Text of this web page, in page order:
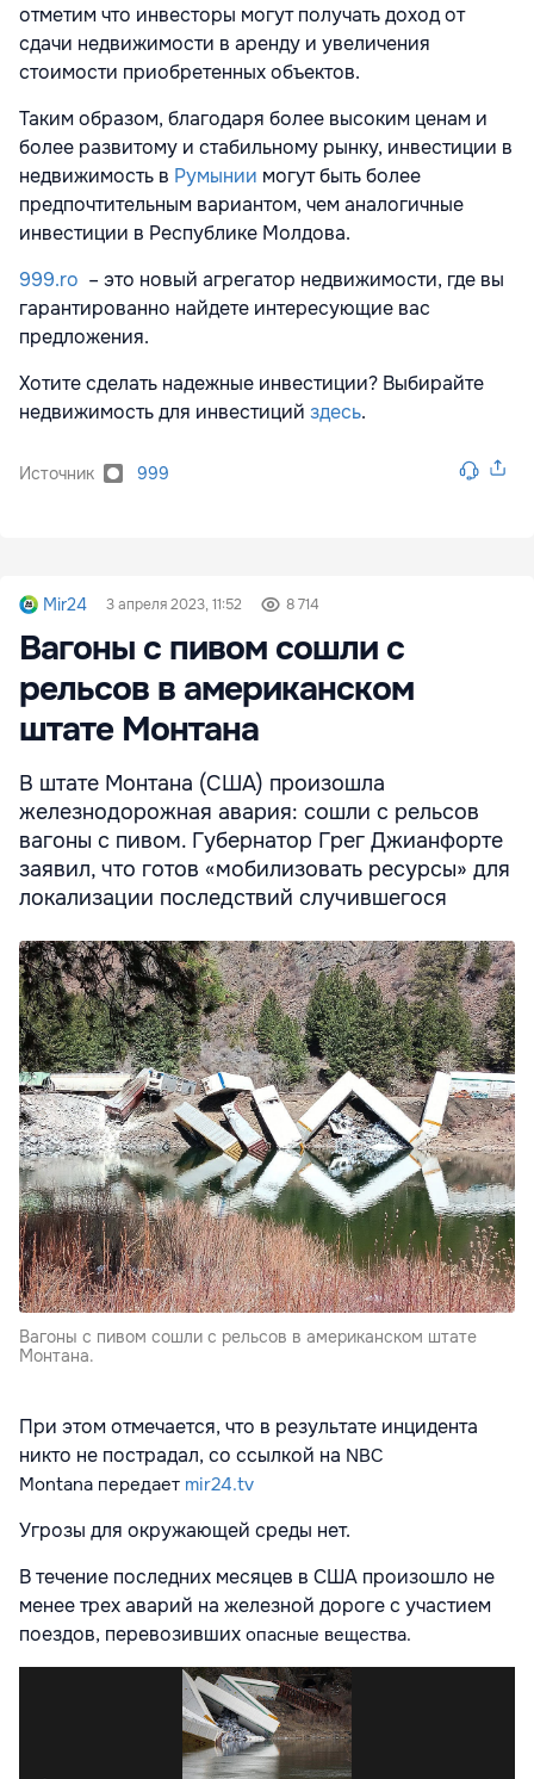
отметим что инвесторы могут получать доход от
сдачи недвижимости в аренду и увеличения
стоимости приобретенных объектов.
Таким образом, благодаря более высоким ценам и
более развитому и стабильному рынку, инвестиции в
недвижимость в Румынии могут быть более
предпочтительным вариантом, чем аналогичные
инвестиции в Республике Молдова.
999.ro – это новый агрегатор недвижимости, где вы
гарантированно найдете интересующие вас
предложения.
Хотите сделать надежные инвестиции? Выбирайте
недвижимость для инвестиций здесь.
Источник 999
Mir24 3 апреля 2023, 11:52 8 714
Вагоны с пивом сошли с
рельсов в американском
штате Монтана
В штате Монтана (США) произошла
железнодорожная авария: сошли с рельсов
вагоны с пивом. Губернатор Грег Джианфорте
заявил, что готов «мобилизовать ресурсы» для
локализации последствий случившегося
Вагоны с пивом сошли с рельсов в американском штате
Монтана.
При этом отмечается, что в результате инцидента
никто не пострадал, со ссылкой на NBC
Montana передает mir24.tv
Угрозы для окружающей среды нет.
В течение последних месяцев в США произошло не
менее трех аварий на железной дороге с участием
поездов, перевозивших опасные вещества.